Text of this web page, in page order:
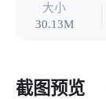
大小
30.13M
截图预览